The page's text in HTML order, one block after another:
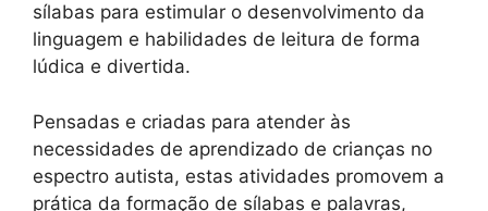
sílabas para estimular o desenvolvimento da
linguagem e habilidades de leitura de forma
lúdica e divertida.
Pensadas e criadas para atender às
necessidades de aprendizado de crianças no
espectro autista, estas atividades promovem a
prática da formação de sílabas e palavras,